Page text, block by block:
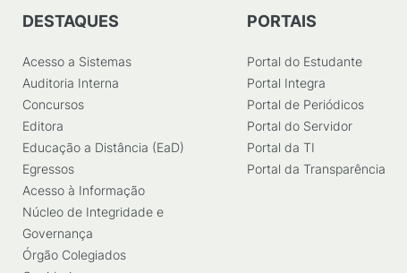
DESTAQUES
Acesso a Sistemas
Auditoria Interna
Concursos
Editora
Educação a Distância (EaD)
Egressos
Acesso à Informação
Núcleo de Integridade e
Governança
Órgão Colegiados
PORTAIS
Portal do Estudante
Portal Integra
Portal de Periódicos
Portal do Servidor
Portal da TI
Portal da Transparência